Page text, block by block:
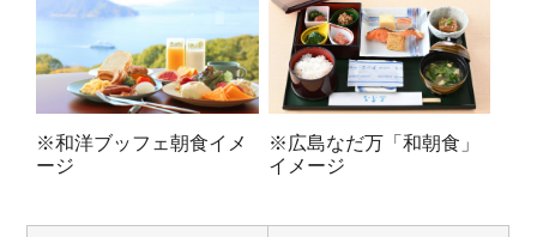
※和洋ブッフェ朝食イメ
ージ
※広島なだ万「和朝食」
イメージ